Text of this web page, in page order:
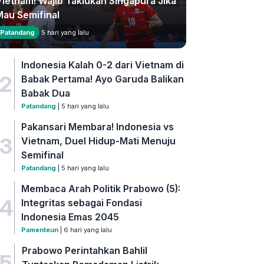
Semifinal
Patandang 5 hari yang lalu
Indonesia Kalah 0-2 dari Vietnam di
Babak Pertama! Ayo Garuda Balikan
Babak Dua
Patandang | 5 hari yang lalu
Pakansari Membara! Indonesia vs
Vietnam, Duel Hidup-Mati Menuju
Semifinal
Patandang | 5 hari yang lalu
Membaca Arah Politik Prabowo (5):
Integritas sebagai Fondasi
Indonesia Emas 2045
Pamenteun | 6 hari yang lalu
Prabowo Perintahkan Bahlil